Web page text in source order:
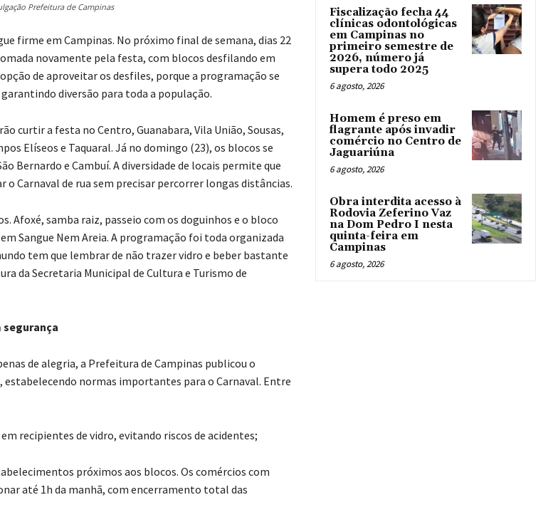
Prefeitura de Campinas
firme em Campinas. No próximo final de semana, dias 22
novamente pela festa, com blocos desfilando em
de aproveitar os desfiles, porque a programação se
diversão para toda a população.
curtir a festa no Centro, Guanabara, Vila União, Sousas,
Elíseos e Taquaral. Já no domingo (23), os blocos se
Bernardo e Cambuí. A diversidade de locais permite que
o Carnaval de rua sem precisar percorrer longas distâncias.
Afoxé, samba raiz, passeio com os doguinhos e o bloco
Sangue Nem Areia. A programação foi toda organizada
tem que lembrar de não trazer vidro e beber bastante
da Secretaria Municipal de Cultura e Turismo de
segurança
de alegria, a Prefeitura de Campinas publicou o
estabelecendo normas importantes para o Carnaval. Entre
recipientes de vidro, evitando riscos de acidentes;
próximos aos blocos. Os comércios com
até 1h da manhã, com encerramento total das
Fiscalização fecha 44
clínicas odontológicas
em Campinas no
primeiro semestre de
2026, número já
supera todo 2025
6 agosto, 2026
Homem é preso em
flagrante após invadir
comércio no Centro de
Jaguariúna
6 agosto, 2026
Obra interdita acesso à
Rodovia Zeferino Vaz
na Dom Pedro I nesta
quinta-feira em
Campinas
6 agosto, 2026